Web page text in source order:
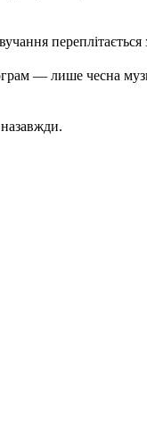
переплітається
— лише чесна
назавжди.